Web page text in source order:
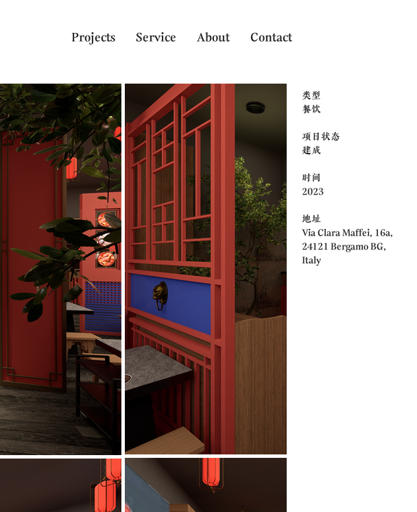
Projects Service About Contact
类型
餐饮
项目状态
建成
时间
2023
地址
Via Clara Maffei, 16a,
24121 Bergamo BG,
Italy